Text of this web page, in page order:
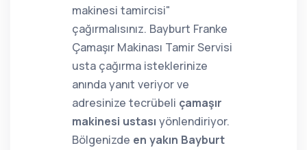
makinesi tamircisi"
çağırmalısınız. Bayburt Franke
Çamaşır Makinası Tamir Servisi
usta çağırma isteklerinize
anında yanıt veriyor ve
adresinize tecrübeli çamaşır
makinesi ustası yönlendiriyor.
Bölgenizde en yakın Bayburt